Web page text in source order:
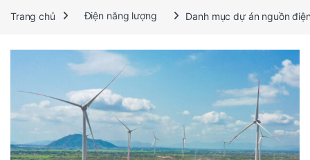
Trang chủ Điện năng lượng Danh mục dự án nguồn